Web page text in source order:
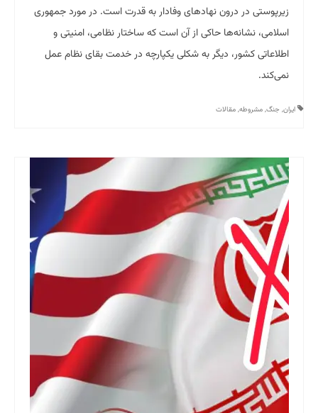
زیرپوستی در درون نهادهای وفادار به قدرت است. در مورد جمهوری
اسلامی، نشانه‌ها حاکی از آن است که ساختار نظامی، امنیتی و
اطلاعاتی کشور، دیگر به شکلی یکپارچه در خدمت بقای نظام عمل
نمی‌کند.
ایران, جنگ, مشروطه, مقالات